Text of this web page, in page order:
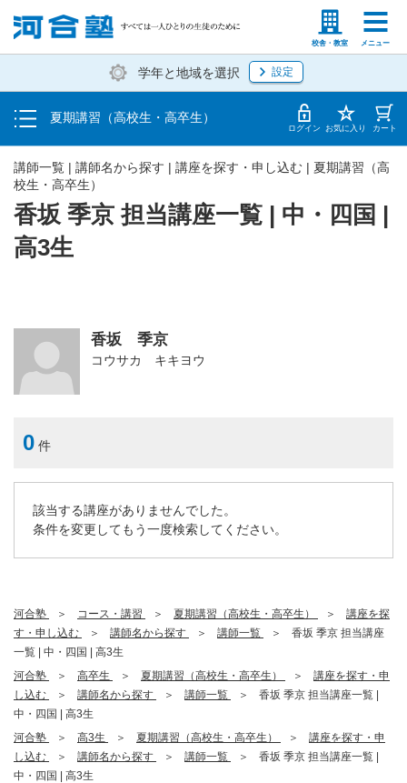
校舎・教室 メニュー
塾生の方 高等学校の先生
学年と地域を選択 設定
夏期講習（高校生・高卒生）
受講料・お申し込み方法
受講開始までの流れ
校舎・教室一覧 ログイン お気に入り カート
香坂 季京 担当講座一覧 | 中・四国 |
高3生
講師一覧 | 講師名から探す | 講座を探す・申し込む | 夏期講習（高
校生・高卒生）
香坂 季京
コウサカ キキヨウ
0 件
該当する講座がありませんでした。
条件を変更してもう一度検索してください。
河合塾 コース・講習 夏期講習（高校生・高卒生）
講座を探
す・申し込む
講師名から探す 講師一覧
香坂 季京 担当講座
一覧 | 中・四国 | 高3生
河合塾
高卒生 夏期講習（高校生・高卒生）
講座を探す・申
し込む
講師名から探す 講師一覧
香坂 季京 担当講座一覧 |
中・四国 | 高3生
河合塾
高3生 夏期講習（高校生・高卒生）
講座を探す・申
し込む
講師名から探す 講師一覧
香坂 季京 担当講座一覧 |
中・四国 | 高3生